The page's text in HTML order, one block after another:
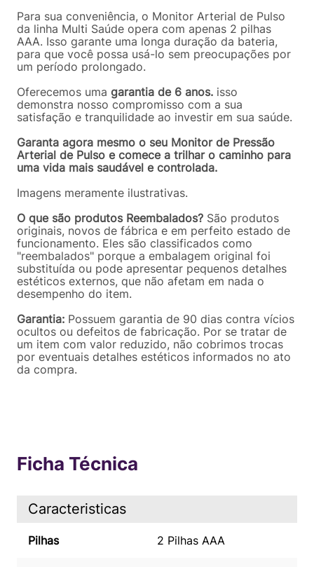
Para sua conveniência, o Monitor Arterial de Pulso
da linha Multi Saúde opera com apenas 2 pilhas
AAA. Isso garante uma longa duração da bateria,
para que você possa usá-lo sem preocupações por
um período prolongado.
Oferecemos uma garantia de 6 anos. isso
demonstra nosso compromisso com a sua
satisfação e tranquilidade ao investir em sua saúde.
Garanta agora mesmo o seu Monitor de Pressão
Arterial de Pulso e comece a trilhar o caminho para
uma vida mais saudável e controlada.
Imagens meramente ilustrativas.
O que são produtos Reembalados? São produtos
originais, novos de fábrica e em perfeito estado de
funcionamento. Eles são classificados como
"reembalados" porque a embalagem original foi
substituída ou pode apresentar pequenos detalhes
estéticos externos, que não afetam em nada o
desempenho do item.
Garantia: Possuem garantia de 90 dias contra vícios
ocultos ou defeitos de fabricação. Por se tratar de
um item com valor reduzido, não cobrimos trocas
por eventuais detalhes estéticos informados no ato
da compra.
Ficha Técnica
Caracteristicas
Pilhas 2 Pilhas AAA